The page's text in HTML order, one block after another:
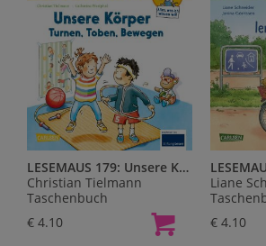
LESEMAUS 179: Unsere Körper - Turnen, Toben, Bewegen
Christian Tielmann
Taschenbuch
€ 4.10
Liane
€ 4.10